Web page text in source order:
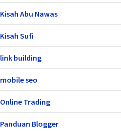
Kisah Abu Nawas
Kisah Sufi
link building
mobile seo
Online Trading
Panduan Blogger